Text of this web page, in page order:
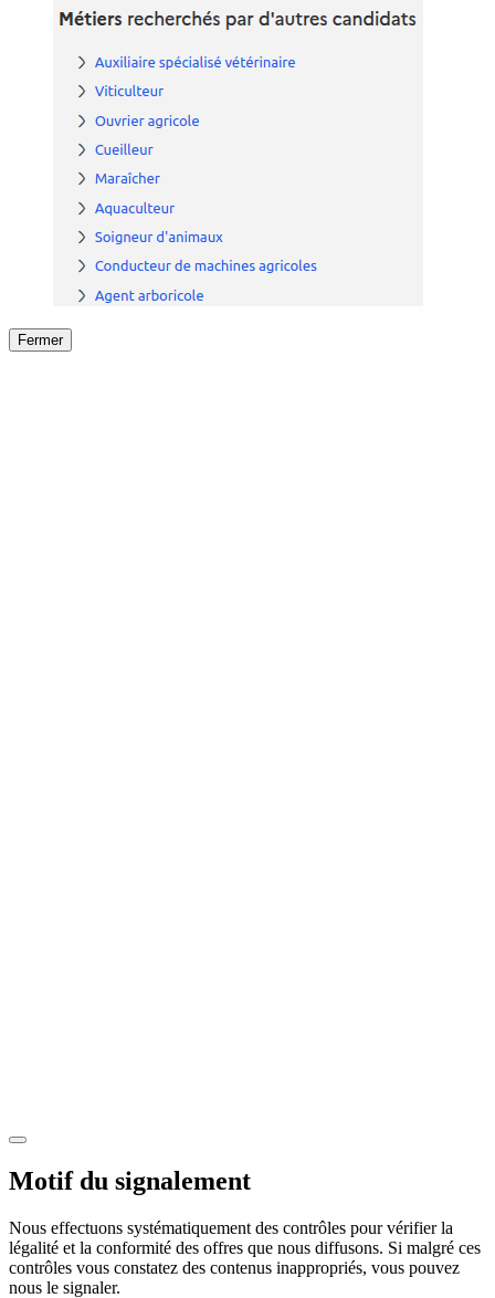
Fermer
Motif du signalement
Nous effectuons systématiquement des contrôles pour vérifier la
légalité et la conformité des offres que nous diffusons. Si malgré ces
contrôles vous constatez des contenus inappropriés, vous pouvez
nous le signaler.